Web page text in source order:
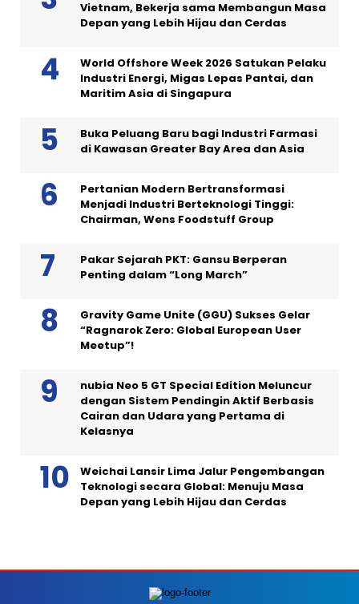
Vietnam, Bekerja sama Membangun Masa
Depan yang Lebih Hijau dan Cerdas
World Offshore Week 2026 Satukan Pelaku
Industri Energi, Migas Lepas Pantai, dan
Maritim Asia di Singapura
Buka Peluang Baru bagi Industri Farmasi
di Kawasan Greater Bay Area dan Asia
Pertanian Modern Bertransformasi
Menjadi Industri Berteknologi Tinggi:
Chairman, Wens Foodstuff Group
Pakar Sejarah PKT: Gansu Berperan
Penting dalam “Long March”
Gravity Game Unite (GGU) Sukses Gelar
“Ragnarok Zero: Global European User
Meetup”!
nubia Neo 5 GT Special Edition Meluncur
dengan Sistem Pendingin Aktif Berbasis
Cairan dan Udara yang Pertama di
Kelasnya
Weichai Lansir Lima Jalur Pengembangan
Teknologi secara Global: Menuju Masa
Depan yang Lebih Hijau dan Cerdas